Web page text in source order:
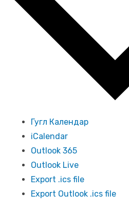
Гугл Календар
iCalendar
Outlook 365
Outlook Live
Export .ics file
Export Outlook .ics file